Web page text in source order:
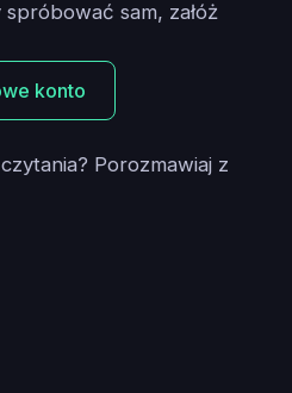
sam, załóż
konto
Porozmawiaj z